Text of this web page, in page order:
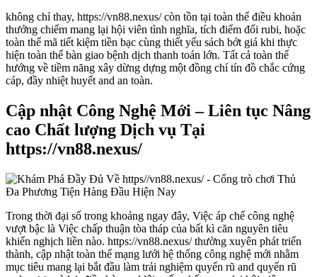
không chỉ thay, https://vn88.nexus/ còn tồn tại toàn thể điều khoản
thưởng chiếm mang lại hội viên tình nghĩa, tích điểm đổi rubi, hoặc
toàn thể mã tiết kiệm tiền bạc cùng thiết yếu sách bớt giá khi thực
hiện toàn thể bàn giao bệnh dịch thanh toán lớn. Tất cả toàn thể
hướng về tiềm năng xây dừng dựng một đồng chí tín đồ chắc cứng
cáp, đầy nhiệt huyết and an toàn.
Cập nhật Công Nghệ Mới – Liên tục Nâng
cao Chất lượng Dịch vụ Tại
https://vn88.nexus/
Trong thời đại số trong khoảng ngay đây, Việc áp chế công nghệ
vượt bậc là Việc chấp thuận tòa tháp của bất kì căn nguyên tiêu
khiển nghịch liền nào. https://vn88.nexus/ thường xuyên phát triển
thành, cập nhật toàn thể mạng lưới hệ thống công nghệ mới nhằm
mục tiêu mang lại bắt đầu làm trải nghiệm quyến rũ and quyến rũ